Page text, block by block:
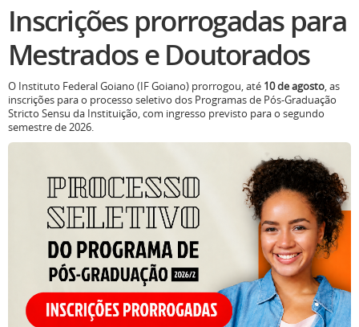
Inscrições prorrogadas para
Mestrados e Doutorados
O Instituto Federal Goiano (IF Goiano) prorrogou, até 10 de agosto, as
inscrições para o processo seletivo dos Programas de Pós-Graduação
Stricto Sensu da Instituição, com ingresso previsto para o segundo
semestre de 2026.